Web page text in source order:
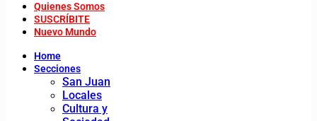
Quienes Somos
SUSCRÍBITE
Nuevo Mundo
Home
Secciones
San Juan
Locales
Cultura y